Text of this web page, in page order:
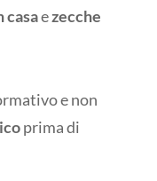
casaezecche
e non
prima di